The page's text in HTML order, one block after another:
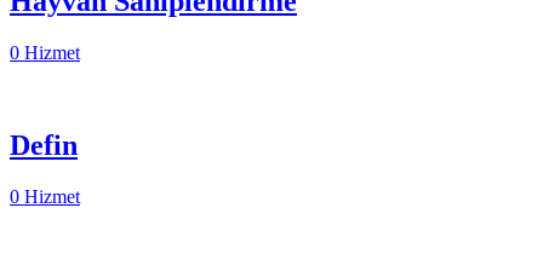
0 Hizmet
Defin
0 Hizmet